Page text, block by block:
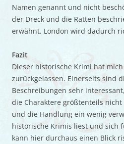
Namen genannt und nicht
der Dreck und die Ratten
erwähnt. London wird dadurch
Fazit
Dieser historische Krimi hat
zurückgelassen. Einerseits sind
Beschreibungen sehr
die Charaktere größtenteils
und die Handlung ein wenig
historische Krimis liest und sich
kann hier durchaus einen Blick